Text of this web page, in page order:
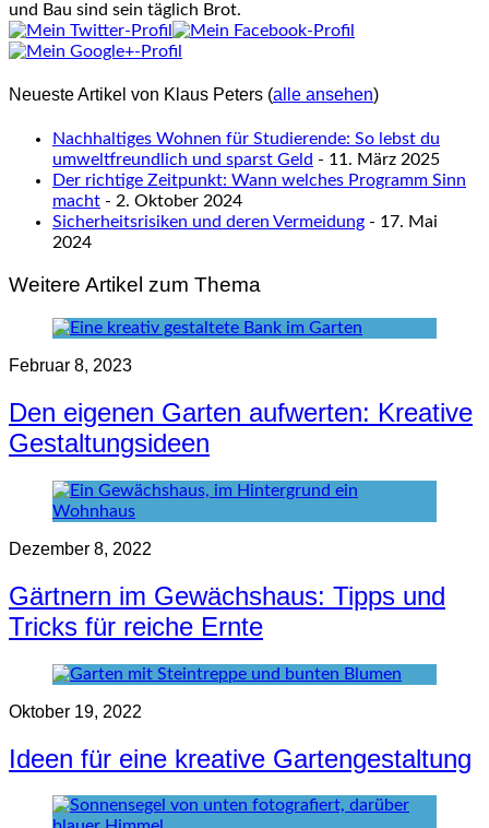
und Bau sind sein täglich Brot.
Neueste Artikel von Klaus Peters (alle ansehen)
Nachhaltiges Wohnen für Studierende: So lebst du
umweltfreundlich und sparst Geld - 11. März 2025
Der richtige Zeitpunkt: Wann welches Programm Sinn
macht - 2. Oktober 2024
Sicherheitsrisiken und deren Vermeidung - 17. Mai
2024
Weitere Artikel zum Thema
Februar 8, 2023
Den eigenen Garten aufwerten: Kreative
Gestaltungsideen
Dezember 8, 2022
Gärtnern im Gewächshaus: Tipps und
Tricks für reiche Ernte
Oktober 19, 2022
Ideen für eine kreative Gartengestaltung